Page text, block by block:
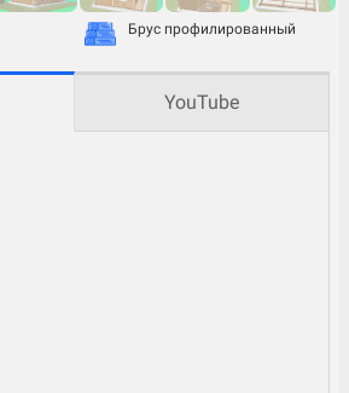
Брус профилированный
YouTube